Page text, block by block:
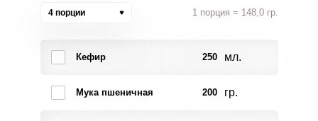
4 порции 1 порция = 148,0 гр.
Кефир 250 мл.
Мука пшеничная 200 гр.